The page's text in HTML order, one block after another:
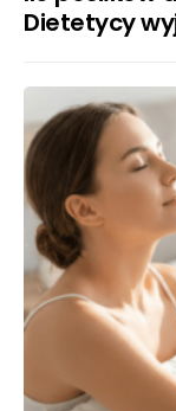
Dietetycy